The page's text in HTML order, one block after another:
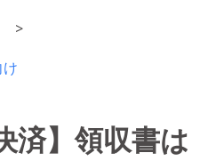
済】領収書は